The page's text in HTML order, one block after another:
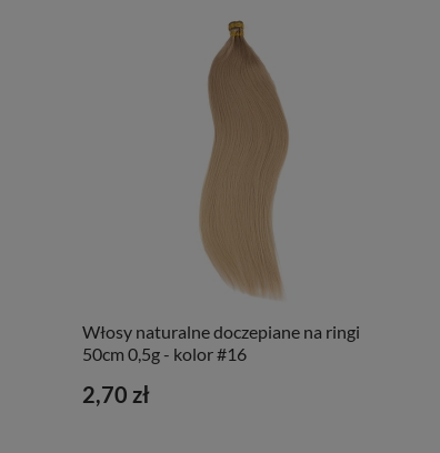
Włosy naturalne doczepiane na ringi
50cm 0,5g - kolor #16
2,70 zł